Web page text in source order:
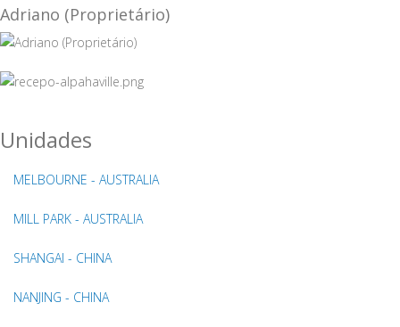
Adriano (Proprietário)
Unidades
MELBOURNE - AUSTRALIA
MILL PARK - AUSTRALIA
SHANGAI - CHINA
NANJING - CHINA